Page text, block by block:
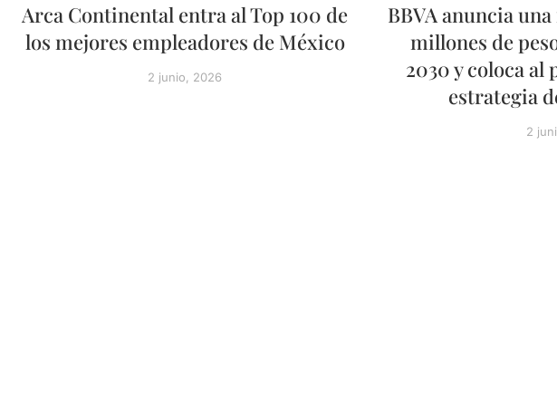
Arca Continental entra al Top 100 de
los mejores empleadores de México
2 junio, 2026
BBVA anuncia
millones de
2030 y coloca al
estrategia
2